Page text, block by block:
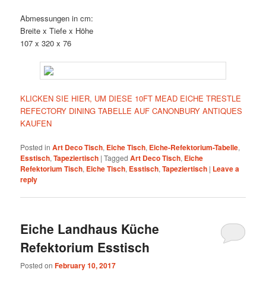
Abmessungen in cm:
Breite x Tiefe x Höhe
107 x 320 x 76
KLICKEN SIE HIER, UM DIESE 10FT MEAD EICHE TRESTLE
REFECTORY DINING TABELLE AUF CANONBURY ANTIQUES
KAUFEN
Posted in Art Deco Tisch, Eiche Tisch, Eiche-Refektorium-Tabelle,
Esstisch,Tapeziertisch |Tagged Art Deco Tisch, Eiche
Refektorium Tisch, Eiche Tisch, Esstisch,Tapeziertisch | Leave a
reply
Eiche Landhaus Küche
Refektorium Esstisch
Posted onFebruary 10, 2017